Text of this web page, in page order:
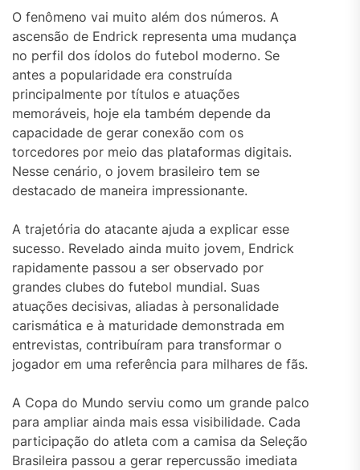
O fenômeno vai muito além dos números. A
ascensão de Endrick representa uma mudança
no perfil dos ídolos do futebol moderno. Se
antes a popularidade era construída
principalmente por títulos e atuações
memoráveis, hoje ela também depende da
capacidade de gerar conexão com os
torcedores por meio das plataformas digitais.
Nesse cenário, o jovem brasileiro tem se
destacado de maneira impressionante.
A trajetória do atacante ajuda a explicar esse
sucesso. Revelado ainda muito jovem, Endrick
rapidamente passou a ser observado por
grandes clubes do futebol mundial. Suas
atuações decisivas, aliadas à personalidade
carismática e à maturidade demonstrada em
entrevistas, contribuíram para transformar o
jogador em uma referência para milhares de fãs.
A Copa do Mundo serviu como um grande palco
para ampliar ainda mais essa visibilidade. Cada
participação do atleta com a camisa da Seleção
Brasileira passou a gerar repercussão imediata